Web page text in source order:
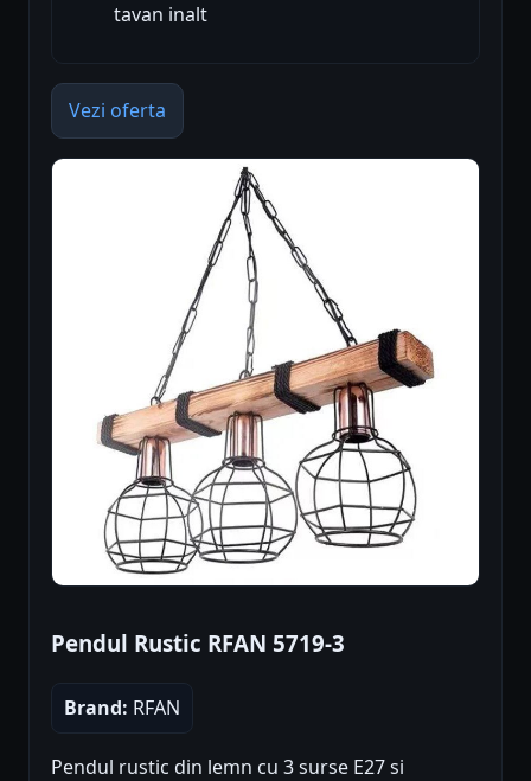
tavan inalt
Vezi oferta
Pendul Rustic RFAN 5719-3
Brand: RFAN
Pendul rustic din lemn cu 3 surse E27 si